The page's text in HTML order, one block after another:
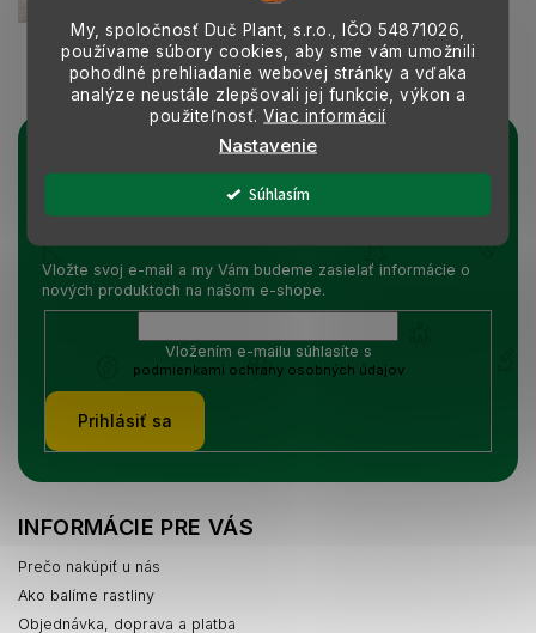
My, spoločnosť Duč Plant, s.r.o., IČO 54871026,
používame súbory cookies, aby sme vám umožnili
pohodlné prehliadanie webovej stránky a vďaka
analýze neustále zlepšovali jej funkcie, výkon a
použiteľnosť.Viac informácií
Nastavenie
Súhlasím
Sledovať na Instagrame
Prihlásiť sa k odberu noviniek
Vložením e-mailu súhlasíte s podmienkami
ochrany osobných údajov
Vložte svoj e-mail a my Vám budeme zasielať informácie o
nových produktoch na našom e-shope.
Vložením e-mailu súhlasíte s
podmienkami ochrany osobných údajov
Prihlásiť sa
INFORMÁCIE PRE VÁS
Prečo nakúpiť u nás
Ako balíme rastliny
Objednávka, doprava a platba